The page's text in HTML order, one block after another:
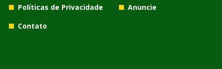
Políticas de Privacidade
Anuncie
Contato